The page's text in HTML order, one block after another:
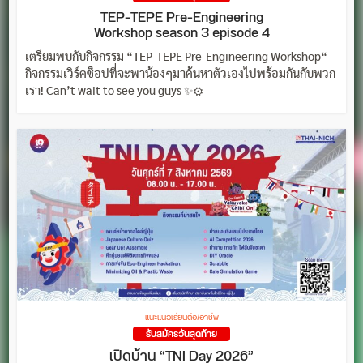
TEP-TEPE Pre-Engineering
Workshop season 3 episode 4
เตรียมพบกับกิจกรรม “TEP-TEPE Pre-Engineering Workshop“
กิจกรรมเวิร์คช็อปที่จะพาน้องๆมาค้นหาตัวเองไปพร้อมกันกับพวก
เรา! Can’t wait to see you guys ✨⚙️
แนะแนวเรียนต่อ/อาชีพ
รับสมัครวันสุดท้าย
เปิดบ้าน “TNI Day 2026”